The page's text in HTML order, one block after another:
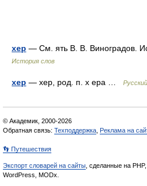
хер — См. ять В. В. Виноградов.
История слов
хер — хер, род. п. х ера …
© Академик, 2000-2026
Обратная связь: Техподдержка Реклама на
👣 Путешествия
Экспорт словарей на сайты , сделанные на PHP,
WordPress, MODx.